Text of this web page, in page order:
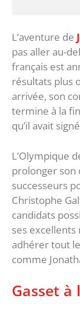
L’aventure de
pas aller au-
français est
résultats plus
arrivée, son
termine à la
qu’il avait
L’Olympique
prolonger son
successeurs
Christophe
candidats
ses excellents
adhérer tout
comme
Gasset à